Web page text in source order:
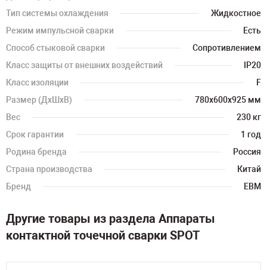
Тип системы охлаждения
Жидкостное
Режим импульсной сварки
Есть
Способ стыковой сварки
Сопротивлением
Класс защиты от внешних воздействий
IP20
Класс изоляции
F
Размер (ДхШхВ)
780х600х925 мм
Вес
230 кг
Срок гарантии
1 год
Родина бренда
Россия
Страна производства
Китай
Бренд
ЕВМ
Другие товары из раздела Аппараты
контактной точечной сварки SPOT